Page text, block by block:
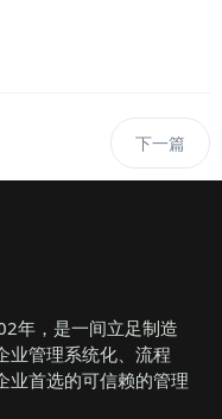
下一篇
年，是一间立足制造
业管理系统化、流程
业首选的可信赖的管理